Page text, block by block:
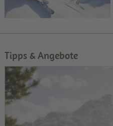
Tipps & Angebote